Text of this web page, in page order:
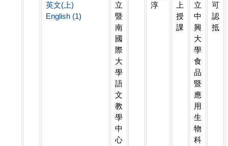
英文(上)
English (1)
立
暨
南
國
際
大
學
語
文
教
學
中
心
淳
上
授
課
立
中
興
大
學
食
品
暨
應
用
生
物
科
可
認
抵